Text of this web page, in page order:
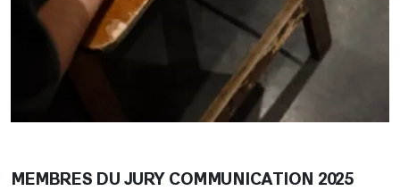
MEMBRES DU JURY COMMUNICATION 2025